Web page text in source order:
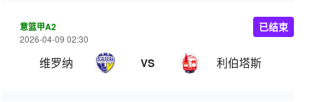
意篮甲A2
2026-04-09 02:30
维罗纳 VS 利伯塔斯
已结束